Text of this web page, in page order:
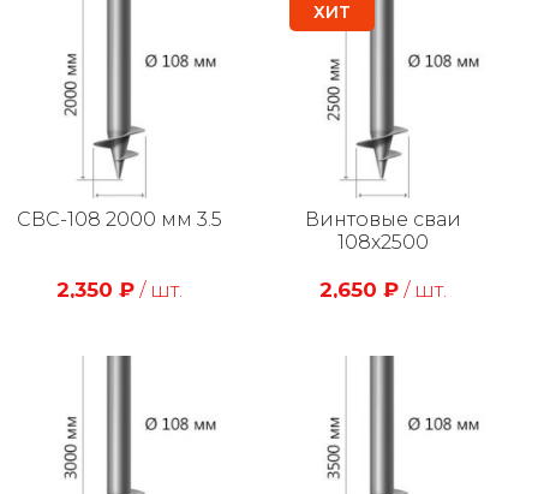
СВС-108 2000 мм 3.5
2,350 ₽ / шт.
ХИТ
Винтовые сваи
108х2500
2,650 ₽ / шт.